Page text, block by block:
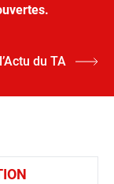
du TA